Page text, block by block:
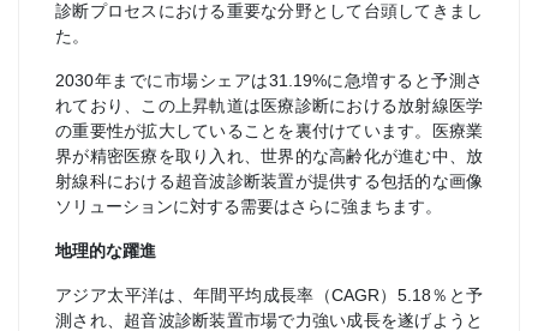
診断プロセスにおける重要な分野として台頭してきまし
た。
2030年までに市場シェアは31.19%に急増すると予測さ
れており、この上昇軌道は医療診断における放射線医学
の重要性が拡大していることを裏付けています。医療業
界が精密医療を取り入れ、世界的な高齢化が進む中、放
射線科における超音波診断装置が提供する包括的な画像
ソリューションに対する需要はさらに強まちます。
地理的な躍進
アジア太平洋は、年間平均成長率（CAGR）5.18％と予
測され、超音波診断装置市場で力強い成長を遂げようと